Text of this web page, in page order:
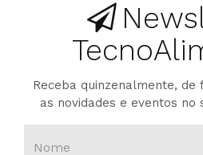
Receba quinzenalmente,
as novidades e eventos